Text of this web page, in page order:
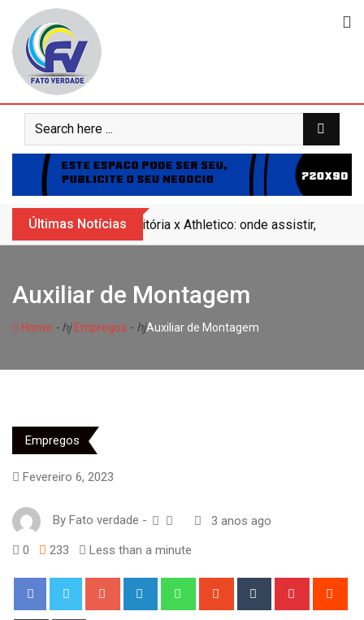
content
Últimas Notícias Vitória x Athletico: onde assistir,
Auxiliar de Montagem
Home - hjEmpregos - hjAuxiliar de Montagem
Empregos
Fevereiro 6, 2023
By Fato verdade - 3 anos ago
0 233 Less than a minute
Google+ LinkedIn WhatsappStumbleUpon
Tumblr Pinterest